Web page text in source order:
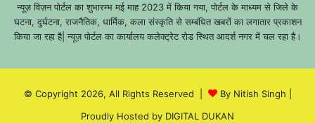
न्यूज़ विज़न पोर्टल का शुभारम्भ मई माह 2023 में किया गया, पोर्टल के माध्यम से जिले के
घटना, दुर्घटना, राजनैतिक, धार्मिक, कला संस्कृति से सम्बंधित खबरों का लगातार प्रकाशन
किया जा रहा है| न्यूज़ पोर्टल का कार्यालय कलेक्ट्रेट रोड स्थित आदर्श नगर में चल रहा है।
© Copyright 2026, All Rights Reserved | By Nitish Singh
Proudly Hosted by DIGITAL DUKAN